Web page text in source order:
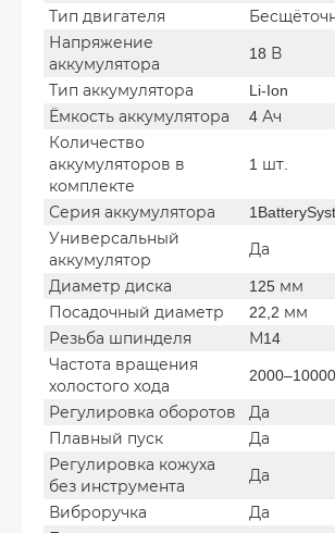
Тип двигателя
Напряжение
аккумулятора
18 В
Тип аккумулятора
Li-Ion
Ёмкость аккумулятора
4 Ач
Количество
аккумуляторов в
комплекте
1 шт.
Серия аккумулятора
Универсальный
аккумулятор
Да
Диаметр диска
125 мм
Посадочный диаметр
22,2 мм
Резьба шпинделя
М14
Частота вращения
холостого хода
Регулировка оборотов
Да
Плавный пуск
Да
Регулировка кожуха
без инструмента
Да
Виброручка
Да